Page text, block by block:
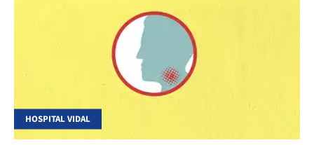
HOSPITAL VIDAL